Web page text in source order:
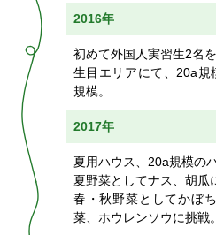
2016年
初めて外国人実習生2名を
生目エリアにて、20a規
規模。
2017年
夏用ハウス、20a規模の
夏野菜としてナス、胡瓜
春・秋野菜としてかぼ
菜、ホウレンソウに挑戦。